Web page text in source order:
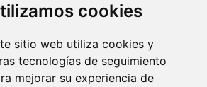
cookies
sitio web utiliza cookies y
tecnologías de seguimiento
mejorar su experiencia de
WINNICK: LA ACTRIZ MAS GUAPA DE